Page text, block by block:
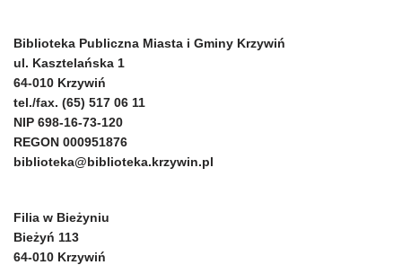
Biblioteka Publiczna Miasta i Gminy Krzywiń
ul. Kasztelańska 1
64-010 Krzywiń
tel./fax. (65) 517 06 11
NIP 698-16-73-120
REGON 000951876
biblioteka@biblioteka.krzywin.pl
Filia w Bieżyniu
Bieżyń 113
64-010 Krzywiń